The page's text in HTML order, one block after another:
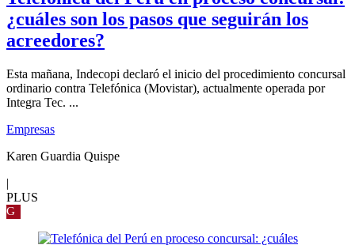
¿cuáles son los pasos que seguirán los
acreedores?
Esta mañana, Indecopi declaró el inicio del procedimiento concursal
ordinario contra Telefónica (Movistar), actualmente operada por
Integra Tec. ...
Empresas
Karen Guardia Quispe
|
PLUS
G